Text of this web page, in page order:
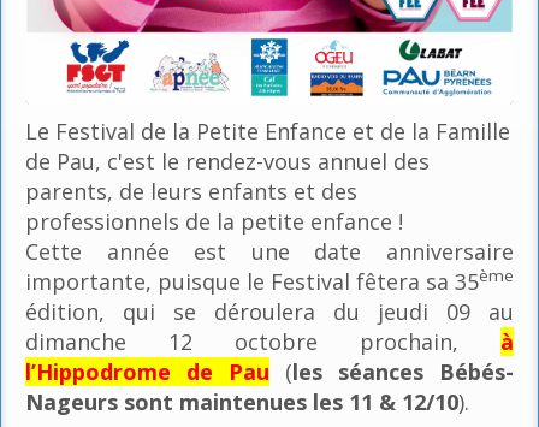
Le Festival de la Petite Enfance et de la Famille
de Pau, c'est le rendez-vous annuel des
parents, de leurs enfants et des
professionnels de la petite enfance !
Cette année est une date anniversaire
importante, puisque le Festival fêtera sa 35ème
édition, qui se déroulera du jeudi 09 au
dimanche 12 octobre prochain, à
l’Hippodrome de Pau (les séances Bébés-
Nageurs sont maintenues les 11 & 12/10).